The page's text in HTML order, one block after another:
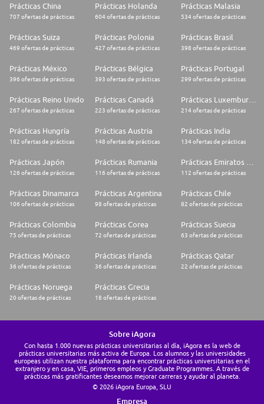
Prácticas China
707 ofertas de prácticas
Prácticas Holanda
604 ofertas de prácticas
Prácticas Malasia
534 ofertas de prácticas
Prácticas Suiza
469 ofertas de prácticas
Prácticas Polonia
427 ofertas de prácticas
Prácticas Brasil
398 ofertas de prácticas
Prácticas México
396 ofertas de prácticas
Prácticas Bélgica
393 ofertas de prácticas
Prácticas Portugal
299 ofertas de prácticas
Prácticas Reino Unido
267 ofertas de prácticas
Prácticas Canadá
223 ofertas de prácticas
Prácticas Luxemburgo
214 ofertas de prácticas
Prácticas Hungría
182 ofertas de prácticas
Prácticas Austria
148 ofertas de prácticas
Prácticas India
134 ofertas de prácticas
Prácticas Japón
126 ofertas de prácticas
Prácticas Rumania
116 ofertas de prácticas 112 ofertas de prácticas
Prácticas Dinamarca
106 ofertas de prácticas
Prácticas Argentina
98 ofertas de prácticas
Prácticas Chile
82 ofertas de prácticas
Prácticas Colombia
75 ofertas de prácticas
Prácticas Corea
72 ofertas de prácticas
Prácticas Suecia
63 ofertas de prácticas
Prácticas Mónaco
36 ofertas de prácticas
Prácticas Irlanda
36 ofertas de prácticas
Prácticas Qatar
22 ofertas de prácticas
Prácticas Noruega
20 ofertas de prácticas
Prácticas Grecia
18 ofertas de prácticas
Sobre iAgora
Con hasta 1.000 nuevas prácticas universitarias al día, iAgora es la web de
prácticas universitarias más activa de Europa. Los alumnos y las universidades
europeas utilizan nuestra plataforma para encontrar prácticas universitarias en el
extranjero y en casa, VIE, primeros empleos y Graduate Programmes. A través de
prácticas más gratificantes deseamos mejorar carreras y ayudar al planeta.
© 2026 iAgora Europa, SLU
Empresa